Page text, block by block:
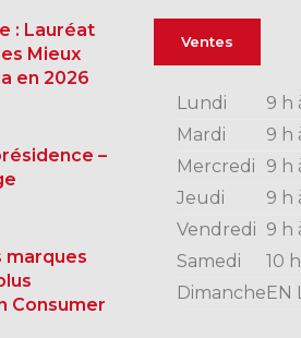
: Lauréat
Mieux
en 2026
–
marques
Consumer
Ventes
Lundi
9 h
Mardi
9 h
Mercredi
9 h
Jeudi
9 h
Vendredi 9 h
Samedi
10
DimancheEN